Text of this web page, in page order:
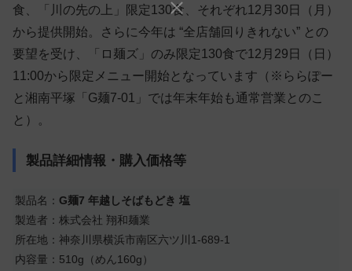
食、「川の先の上」限定130食、それぞれ12月30日（月）
から提供開始。さらに今年は “全店舗回りきれない” との
要望を受け、「ロ麺ズ」のみ限定130食で12月29日（日）
11:00から限定メニュー開始となっています（※ららぽー
と湘南平塚「G麺7-01」では年末年始も通常営業とのこ
と）。
製品詳細情報・購入価格等
製品名： G麺7 年越しそばもどき 塩
製造者：株式会社 翔和麺業
所在地：神奈川県横浜市南区六ツ川1-689-1
内容量：510g（めん160g）